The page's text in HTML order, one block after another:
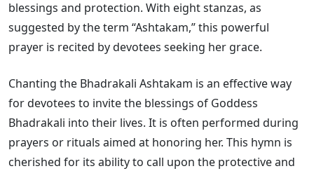
blessings and protection. With eight stanzas, as
suggested by the term “Ashtakam,” this powerful
prayer is recited by devotees seeking her grace.
Chanting the Bhadrakali Ashtakam is an effective way
for devotees to invite the blessings of Goddess
Bhadrakali into their lives. It is often performed during
prayers or rituals aimed at honoring her. This hymn is
cherished for its ability to call upon the protective and